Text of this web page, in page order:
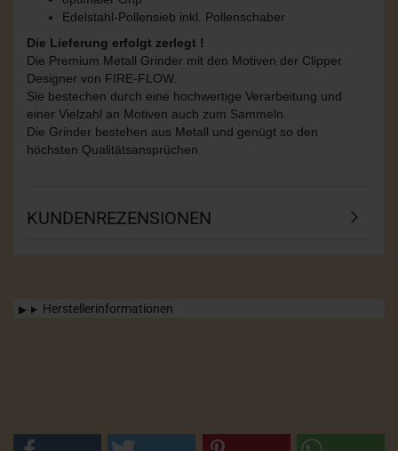
Edelstahl-Pollensieb inkl. Pollenschaber
Die Lieferung erfolgt zerlegt !
Die Premium Metall Grinder mit den Motiven der Clipper
Designer von FIRE-FLOW.
Sie bestechen durch eine hochwertige Verarbeitung und
einer Vielzahl an Motiven auch zum Sammeln.
Die Grinder bestehen aus Metall und genügt so den
höchsten Qualitätsansprüchen.
KUNDENREZENSIONEN
Herstellerinformationen